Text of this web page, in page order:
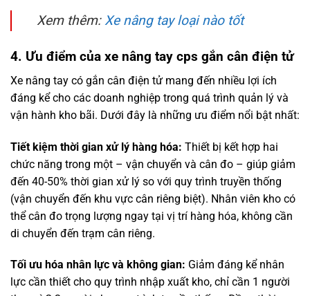
Xem thêm:Xe nâng tay loại nào tốt
4. Ưu điểm của xe nâng tay cps gắn cân điện tử
Xe nâng tay có gắn cân điện tử mang đến nhiều lợi ích
đáng kể cho các doanh nghiệp trong quá trình quản lý và
vận hành kho bãi. Dưới đây là những ưu điểm nổi bật nhất:
Tiết kiệm thời gian xử lý hàng hóa: Thiết bị kết hợp hai
chức năng trong một – vận chuyển và cân đo – giúp giảm
đến 40-50% thời gian xử lý so với quy trình truyền thống
(vận chuyển đến khu vực cân riêng biệt). Nhân viên kho có
thể cân đo trọng lượng ngay tại vị trí hàng hóa, không cần
di chuyển đến trạm cân riêng.
Tối ưu hóa nhân lực và không gian: Giảm đáng kể nhân
lực cần thiết cho quy trình nhập xuất kho, chỉ cần 1 người